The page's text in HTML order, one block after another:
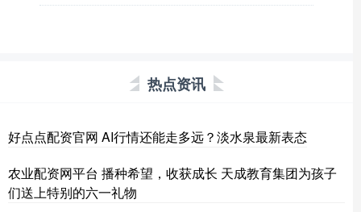
热点资讯
好点点配资官网 AI行情还能走多远？淡水泉最新表态
农业配资网平台 播种希望，收获成长 天成教育集团为孩子
们送上特别的六一礼物